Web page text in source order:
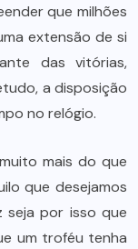
que milhões
extensão de si
das vitórias,
a disposição
no relógio.
mais do que
que desejamos
seja por isso que
um troféu tenha